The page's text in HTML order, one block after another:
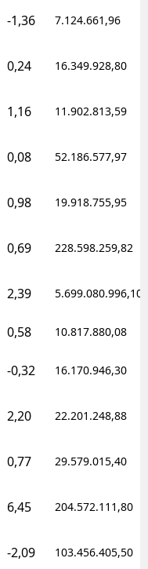
-1,36 7.124.661,96
0,24 16.349.928,80
1,16 11.902.813,59
0,08 52.186.577,97
0,98 19.918.755,95
0,69 228.598.259,82
2,39 5.699.080.996,10
0,58 10.817.880,08
-0,32 16.170.946,30
2,20 22.201.248,88
0,77 29.579.015,40
6,45 204.572.111,80
-2,09 103.456.405,50